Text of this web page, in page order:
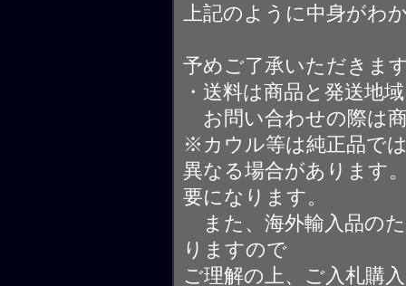
上記のように中身がわ
予めご了承いただきま
・送料は商品と発送地
お問い合わせの際は
※カウル等は純正品で
異なる場合があります
要になります。
また、海外輸入品の
りますので
ご理解の上、ご入札購